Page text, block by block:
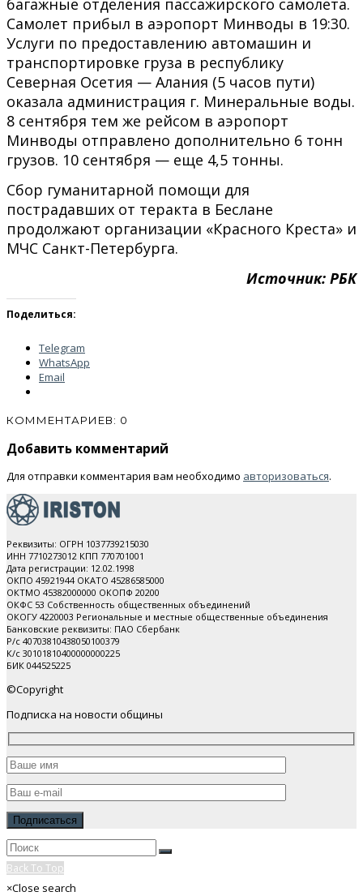
багажные отделения пассажирского самолета.
Самолет прибыл в аэропорт Минводы в 19:30.
Услуги по предоставлению автомашин и
транспортировке груза в республику
Северная Осетия — Алания (5 часов пути)
оказала администрация г. Минеральные воды.
8 сентября тем же рейсом в аэропорт
Минводы отправлено дополнительно 6 тонн
грузов. 10 сентября — еще 4,5 тонны.
Сбор гуманитарной помощи для
пострадавших от теракта в Беслане
продолжают организации «Красного Креста» и
МЧС Санкт-Петербурга.
Источник: РБК
Поделиться:
Telegram
WhatsApp
Email
КОММЕНТАРИЕВ: 0
Добавить комментарий
Для отправки комментария вам необходимо авторизоваться.
Реквизиты: ОГРН 1037739215030
ИНН 7710273012 КПП 770701001
Дата регистрации: 12.02.1998
ОКПО 45921944 ОКАТО 45286585000
ОКТМО 45382000000 ОКОПФ 20200
ОКФС 53 Собственность общественных объединений
ОКОГУ 4220003 Региональные и местные общественные объединения
Банковские реквизиты: ПАО Cбербанк
Р/с 40703810438050100379
К/с 30101810400000000225
БИК 044525225
©Copyright
Подписка на новости общины
Back To Top
×Close search